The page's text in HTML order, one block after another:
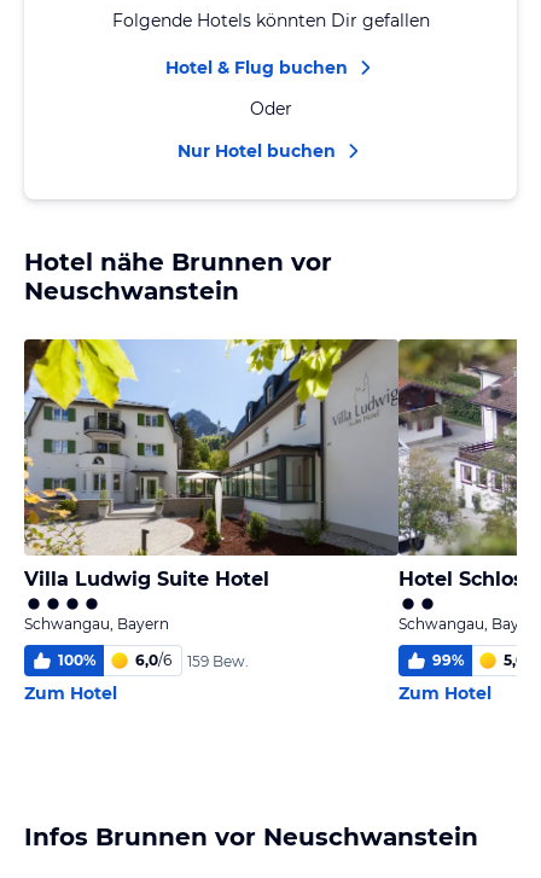
Folgende Hotels könnten Dir gefallen
Hotel & Flug buchen
Oder
Nur Hotel buchen
Hotel nähe Brunnen vor
Neuschwanstein
Villa Ludwig Suite Hotel
Schwangau, Bayern
100% 6,0/6 159 Bew.
Zum Hotel
Hotel
Schwangau,
99% 5,0
Zum Hotel
Infos Brunnen vor Neuschwanstein